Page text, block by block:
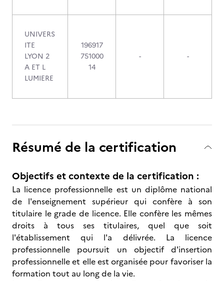
UNIVERS
ITE
LYON 2
A ET L
LUMIERE
196917
751000
14
- -
Résumé de la certification
Objectifs et contexte de la certification :
La licence professionnelle est un diplôme national
de l'enseignement supérieur qui confère à son
titulaire le grade de licence. Elle confère les mêmes
droits à tous ses titulaires, quel que soit
l'établissement qui l'a délivrée. La licence
professionnelle poursuit un objectif d'insertion
professionnelle et elle est organisée pour favoriser la
formation tout au long de la vie.